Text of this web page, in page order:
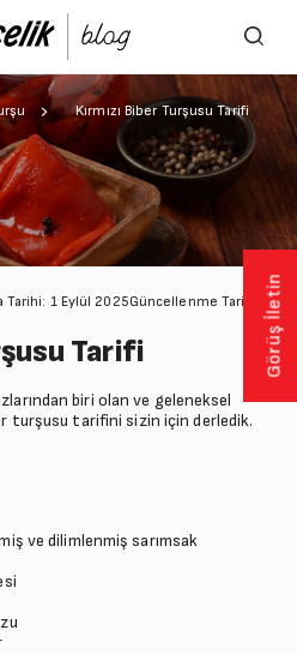
Kırmızı Biber Turşusu Tarifi
Tarihi: 1 Eylül 2025Güncellenme Tarihi: 7
Tarifi
biri olan ve geleneksel
turşusu tarifini sizin için derledik.
ve dilimlenmiş sarımsak
Görüş İletin